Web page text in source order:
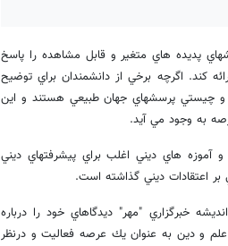
پديده هاي متغير و قابل مشاهده را پاسخ
كند. اگرچه برخي از دانشمندان براي توضيح
و چيستي پرسشهاي جهان طبيعي هستند و اين
به وجود مي آيد.
آموزه هاي ديني اغلب براي پيشرفتهاي ديني
اعتقادات ديني گذاشته است.
خبرگزاري "مهر" ديدگاهاي خود را درباره
و دين به عنوان يك عرصه فعاليت و درنظر